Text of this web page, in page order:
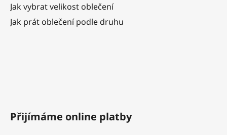
Jak vybrat velikost oblečení
Jak prát oblečení podle druhu
Přijímáme online platby